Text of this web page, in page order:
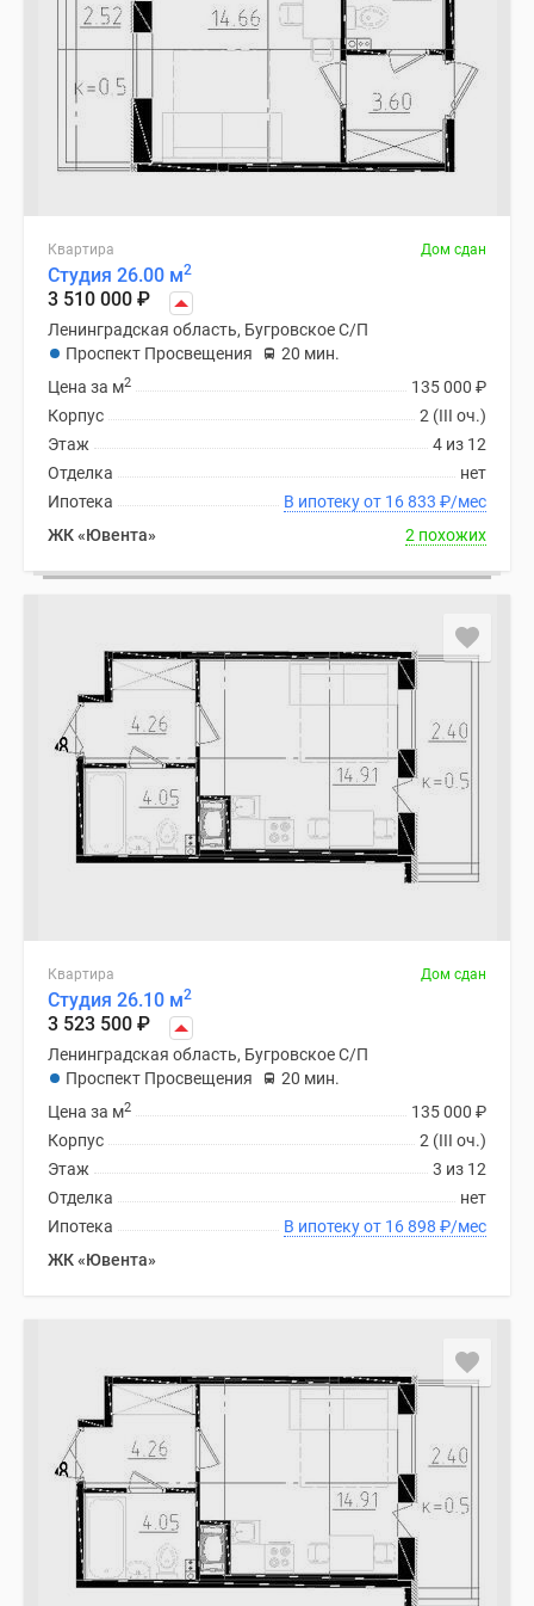
Квартира Дом сдан
Студия 26.00 м2
3 510 000 ₽
Ленинградская область, Бугровское С/П
Проспект Просвещения
20 мин.
135 000 ₽
Цена за м2
2 (III оч.)
Корпус
4 из 12
Этаж
нет
Отделка
В ипотеку от 16 833 ₽/мес
Ипотека
ЖК «Ювента»
2 похожих
Квартира Дом сдан
Студия 26.10 м2
3 523 500 ₽
Ленинградская область, Бугровское С/П
Проспект Просвещения
20 мин.
135 000 ₽
Цена за м2
2 (III оч.)
Корпус
3 из 12
Этаж
нет
Отделка
В ипотеку от 16 898 ₽/мес
Ипотека
ЖК «Ювента»